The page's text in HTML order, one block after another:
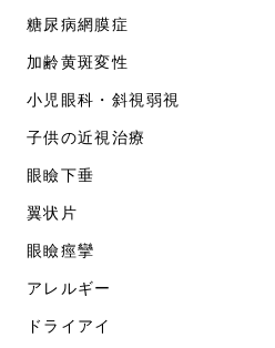
糖尿病網膜症
加齢黄斑変性
小児眼科・斜視弱視
子供の近視治療
眼瞼下垂
翼状片
眼瞼痙攣
アレルギー
ドライアイ